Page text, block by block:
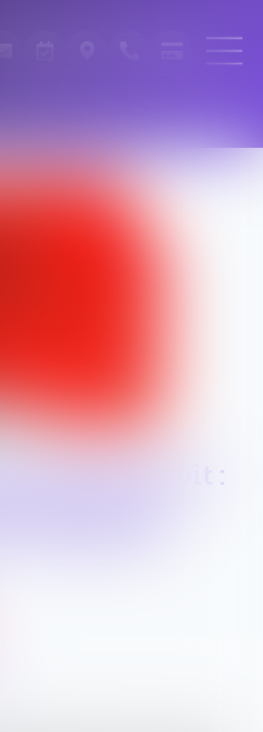
avant dire droit :
la cour
l’exception